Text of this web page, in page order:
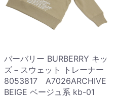
バーバリー BURBERRY キッ
ズ－スウェット トレーナー
8053817 A7026ARCHIVE
BEIGE ベージュ系 kb-01